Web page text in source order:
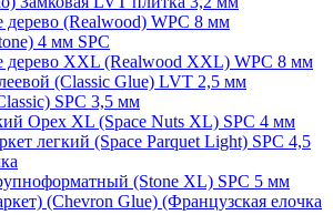
дерево (Realwood) WPC 8 мм
4 мм SPC
дерево XXL (Realwood XXL) WPC 8 мм
(Classic Glue) LVT 2,5 мм
SPC 3,5 мм
Орех XL (Space Nuts XL) SPC 4 мм
легкий (Space Parquet Light) SPC 4,5
(Stone XL) SPC 5 мм
(Chevron Glue) (Французская елочка